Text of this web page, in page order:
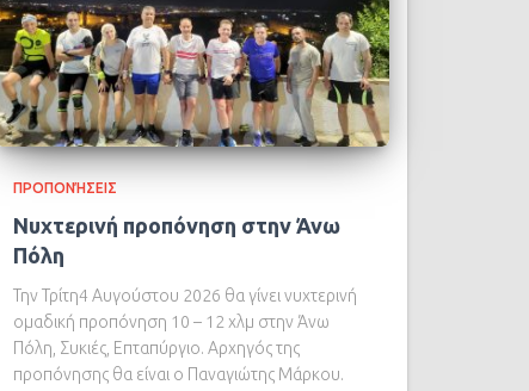
ΠΡΟΠΟΝΉΣΕΙΣ
Νυχτερινή προπόνηση στην Άνω
Πόλη
Την Τρίτη4 Αυγούστου 2026 θα γίνει νυχτερινή
ομαδική προπόνηση 10 – 12 χλμ στην Άνω
Πόλη, Συκιές, Επταπύργιο. Αρχηγός της
προπόνησης θα είναι ο Παναγιώτης Μάρκου.